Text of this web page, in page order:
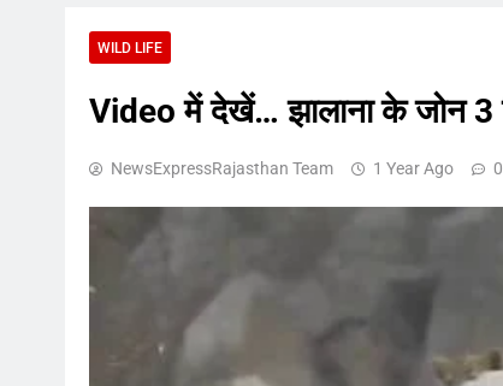
WILD LIFE
Video में देखें… झालाना के जोन 3
NewsExpressRajasthan Team 1 Year Ago 0